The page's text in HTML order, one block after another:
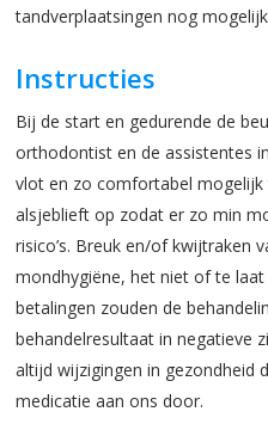
tandverplaatsingen nog
Instructies
Bij de start en gedurende de
orthodontist en de assistentes
vlot en zo comfortabel mogelijk
alsjeblieft op zodat er zo min
risico’s. Breuk en/of kwijtraken
mondhygiëne, het niet of te
betalingen zouden de
behandelresultaat in negatieve
altijd wijzigingen in gezondheid
medicatie aan ons door.